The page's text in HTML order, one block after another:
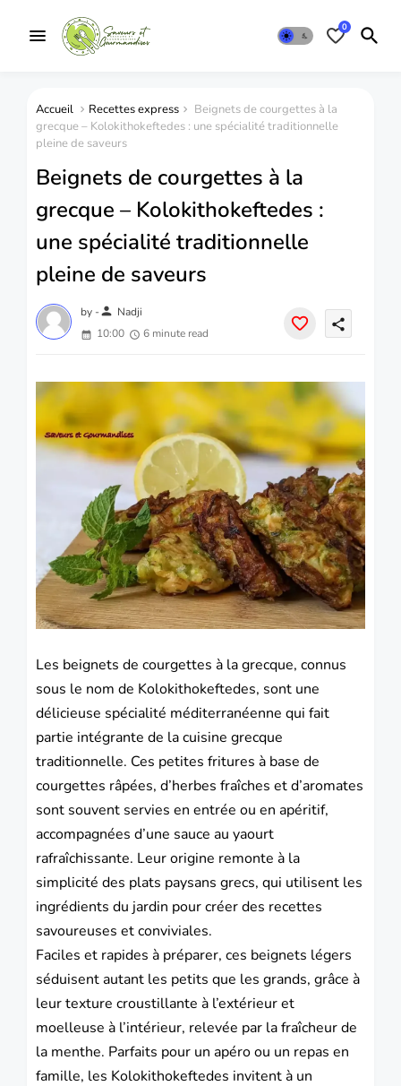
0
Accueil Recettes express
Beignets de courgettes à la
grecque – Kolokithokeftedes : une spécialité traditionnelle
pleine de saveurs
Beignets de courgettes à la
grecque – Kolokithokeftedes :
une spécialité traditionnelle
pleine de saveurs
by -person Nadji
10:00
6 minute read
share
Les beignets de courgettes à la grecque, connus
sous le nom de Kolokithokeftedes, sont une
délicieuse spécialité méditerranéenne qui fait
partie intégrante de la cuisine grecque
traditionnelle. Ces petites fritures à base de
courgettes râpées, d’herbes fraîches et d’aromates
sont souvent servies en entrée ou en apéritif,
accompagnées d’une sauce au yaourt
rafraîchissante. Leur origine remonte à la
simplicité des plats paysans grecs, qui utilisent les
ingrédients du jardin pour créer des recettes
savoureuses et conviviales.
Faciles et rapides à préparer, ces beignets légers
séduisent autant les petits que les grands, grâce à
leur texture croustillante à l’extérieur et
moelleuse à l’intérieur, relevée par la fraîcheur de
la menthe. Parfaits pour un apéro ou un repas en
famille, les Kolokithokeftedes invitent à un